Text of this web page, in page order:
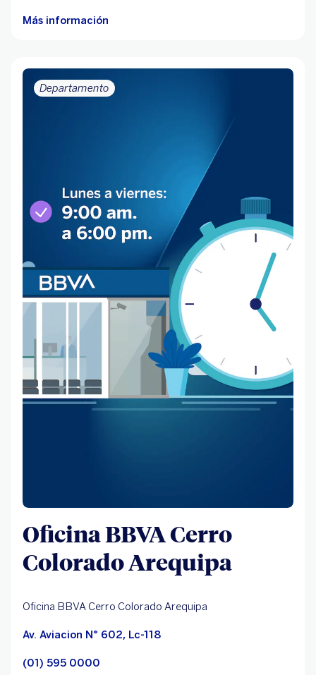
Más información
Departamento
Oficina BBVA Cerro
Colorado Arequipa
Oficina BBVA Cerro Colorado Arequipa
Av. Aviacion N° 602, Lc-118
(01) 595 0000